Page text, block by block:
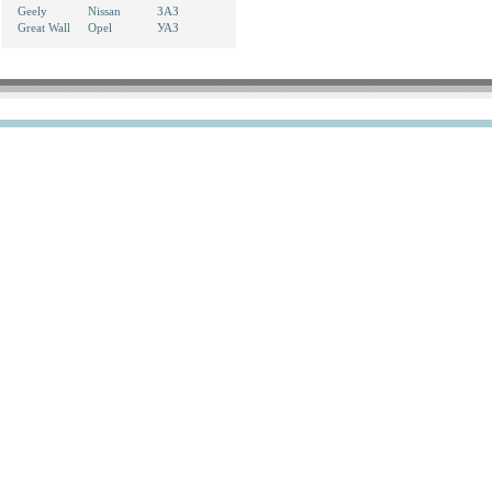
Geely
Great Wall
Nissan
Opel
ЗАЗ
УАЗ